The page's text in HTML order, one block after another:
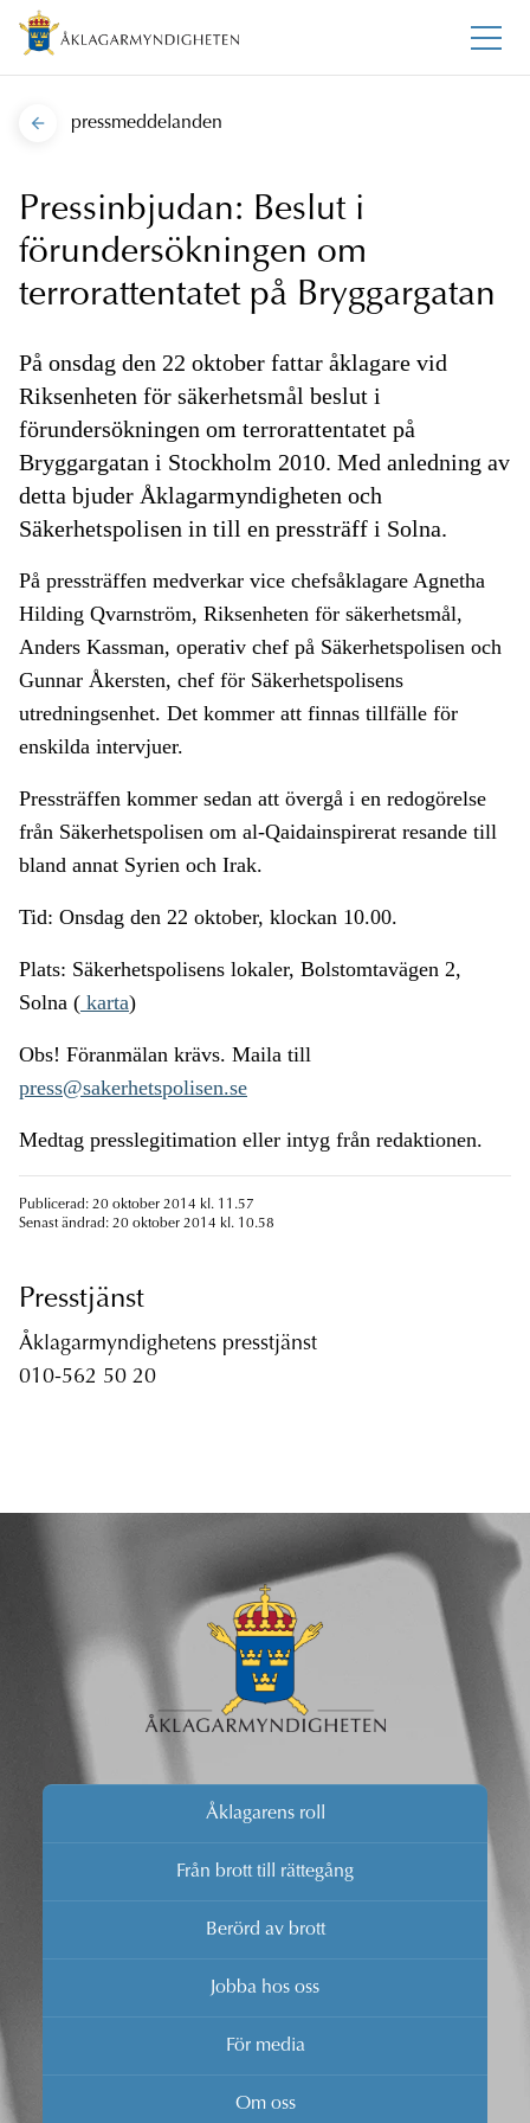
pressmeddelanden
Pressinbjudan: Beslut i
förundersökningen om
terrorattentatet på Bryggargatan
På onsdag den 22 oktober fattar åklagare vid
Riksenheten för säkerhetsmål beslut i
förundersökningen om terrorattentatet på
Bryggargatan i Stockholm 2010. Med anledning av
detta bjuder Åklagarmyndigheten och
Säkerhetspolisen in till en pressträff i Solna.
På pressträffen medverkar vice chefsåklagare Agnetha
Hilding Qvarnström, Riksenheten för säkerhetsmål,
Anders Kassman, operativ chef på Säkerhetspolisen och
Gunnar Åkersten, chef för Säkerhetspolisens
utredningsenhet. Det kommer att finnas tillfälle för
enskilda intervjuer.
Pressträffen kommer sedan att övergå i en redogörelse
från Säkerhetspolisen om al-Qaidainspirerat resande till
bland annat Syrien och Irak.
Tid: Onsdag den 22 oktober, klockan 10.00.
Plats: Säkerhetspolisens lokaler, Bolstomtavägen 2,
Solna ( karta)
Obs! Föranmälan krävs. Maila till
press@sakerhetspolisen.se
Medtag presslegitimation eller intyg från redaktionen.
Publicerad: 20 oktober 2014 kl. 11.57
Senast ändrad: 20 oktober 2014 kl. 10.58
Presstjänst
Åklagarmyndighetens presstjänst
010-562 50 20
Åklagarens roll
Från brott till rättegång
Berörd av brott
Jobba hos oss
För media
Om oss